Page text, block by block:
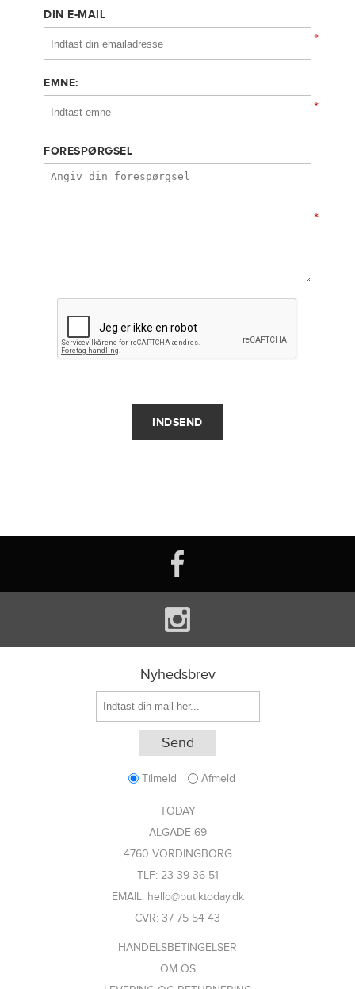
DIN E-MAIL
*
EMNE:
*
FORESPØRGSEL
*
Nyhedsbrev
Tilmeld Afmeld
TODAY
ALGADE 69
4760 VORDINGBORG
TLF: 23 39 36 51
EMAIL: hello@butiktoday.dk
CVR: 37 75 54 43
HANDELSBETINGELSER
OM OS